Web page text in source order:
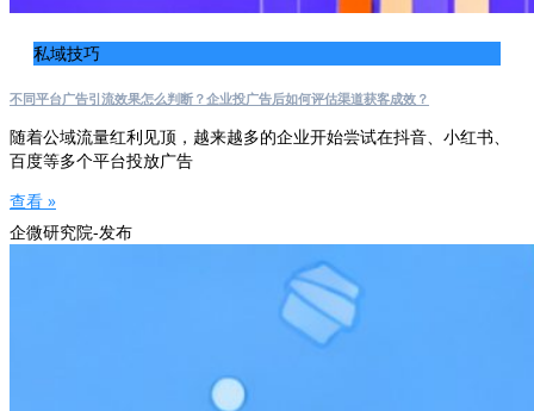
私域技巧
不同平台广告引流效果怎么判断？企业投广告后如何评估渠道获客成效？
随着公域流量红利见顶，越来越多的企业开始尝试在抖音、小红书、
百度等多个平台投放广告
查看 »
企微研究院-发布